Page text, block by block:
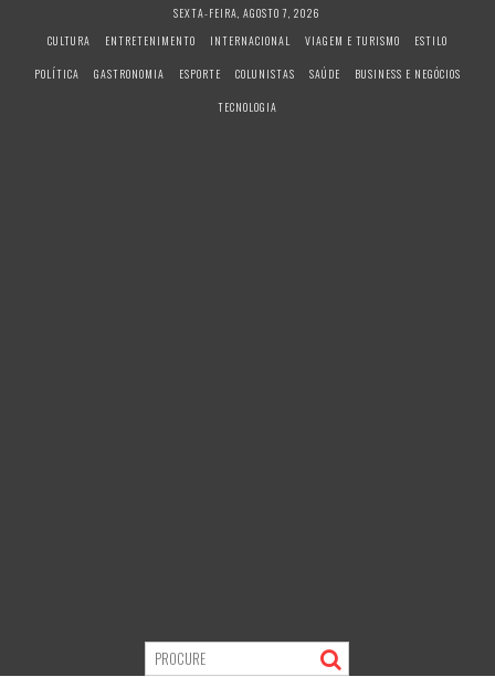
SEXTA-FEIRA, AGOSTO 7, 2026
CULTURA
ENTRETENIMENTO INTERNACIONAL VIAGEM E TURISMO
ESTILO
POLÍTICA
GASTRONOMIA ESPORTE COLUNISTAS SAÚDE
BUSINESS E NEGÓCIOS
TECNOLOGIA